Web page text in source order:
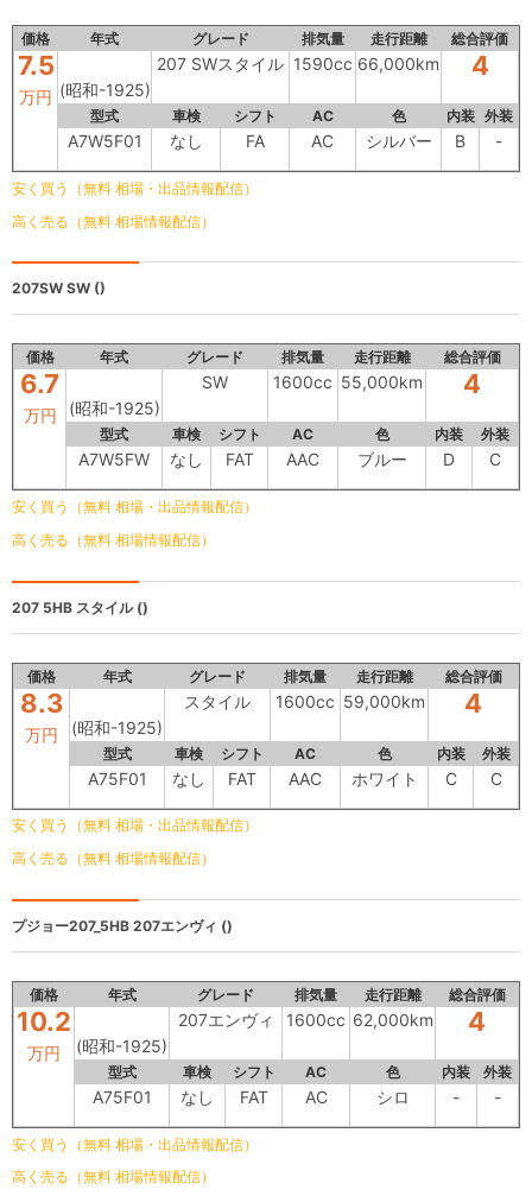
価格 年式 グレード 排気量 走行距離 総合評価
7.5
万円 (昭和-1925)
207 SWスタイル 1590cc 66,000km 4
型式 車検 シフト AC 色 内装 外装
A7W5F01 なし FA AC シルバー B -
安く買う（無料 相場・出品情報配信）
高く売る（無料 相場情報配信）
207SW SW ()
価格 年式 グレード 排気量 走行距離 総合評価
6.7
万円 (昭和-1925)
SW 1600cc 55,000km 4
型式 車検 シフト AC 色 内装 外装
A7W5FW なし FAT AAC ブルー D C
安く買う（無料 相場・出品情報配信）
高く売る（無料 相場情報配信）
207 5HB スタイル ()
価格 年式 グレード 排気量 走行距離 総合評価
8.3
万円 (昭和-1925)
スタイル 1600cc 59,000km 4
型式 車検 シフト AC 色 内装 外装
A75F01 なし FAT AAC ホワイト C C
安く買う（無料 相場・出品情報配信）
高く売る（無料 相場情報配信）
プジョー207_5HB 207エンヴィ ()
価格 年式 グレード 排気量 走行距離 総合評価
10.2
万円 (昭和-1925)
207エンヴィ 1600cc 62,000km 4
型式 車検 シフト AC 色 内装 外装
A75F01 なし FAT AC シロ - -
安く買う（無料 相場・出品情報配信）
高く売る（無料 相場情報配信）